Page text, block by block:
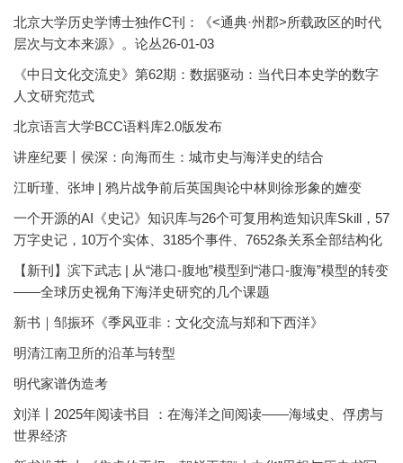
北京大学历史学博士独作C刊：《<通典·州郡>所载政区的时代
层次与文本来源》。论丛26-01-03
《中日文化交流史》第62期：数据驱动：当代日本史学的数字
人文研究范式
北京语言大学BCC语料库2.0版发布
讲座纪要丨侯深：向海而生：城市史与海洋史的结合
江昕瑾、张坤 | 鸦片战争前后英国舆论中林则徐形象的嬗变
一个开源的AI《史记》知识库与26个可复用构造知识库Skill，57
万字史记，10万个实体、3185个事件、7652条关系全部结构化
【新刊】滨下武志 | 从“港口-腹地”模型到“港口-腹海”模型的转变
——全球历史视角下海洋史研究的几个课题
新书｜邹振环《季风亚非：文化交流与郑和下西洋》
明清江南卫所的沿革与转型
明代家谱伪造考
刘洋丨2025年阅读书目 ：在海洋之间阅读——海域史、俘虏与
世界经济